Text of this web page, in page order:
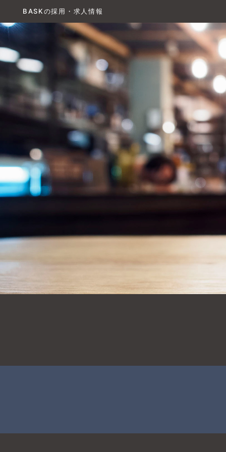
BASKの採用・求人情報